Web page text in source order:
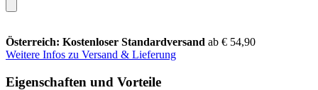
Österreich: Kostenloser Standardversand ab € 54,90
Weitere Infos zu Versand & Lieferung
Eigenschaften und Vorteile